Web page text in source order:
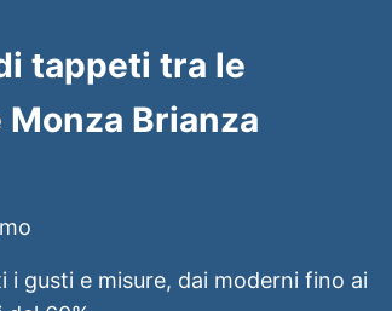
tappeti tra le
Brianza
gusti e misure, dai moderni fino ai